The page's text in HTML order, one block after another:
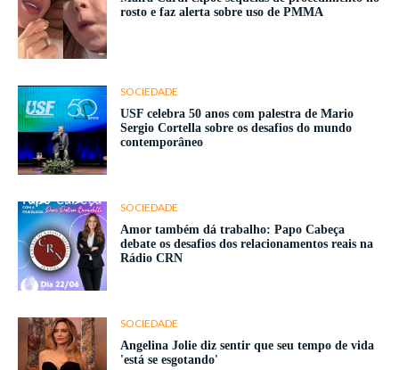
rosto e faz alerta sobre uso de PMMA
SOCIEDADE
USF celebra 50 anos com palestra de Mario
Sergio Cortella sobre os desafios do mundo
contemporâneo
SOCIEDADE
Amor também dá trabalho: Papo Cabeça
debate os desafios dos relacionamentos reais na
Rádio CRN
SOCIEDADE
Angelina Jolie diz sentir que seu tempo de vida
'está se esgotando'